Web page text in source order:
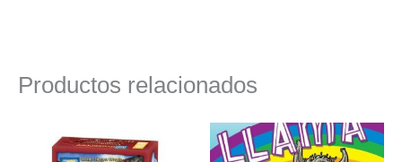
Productos relacionados